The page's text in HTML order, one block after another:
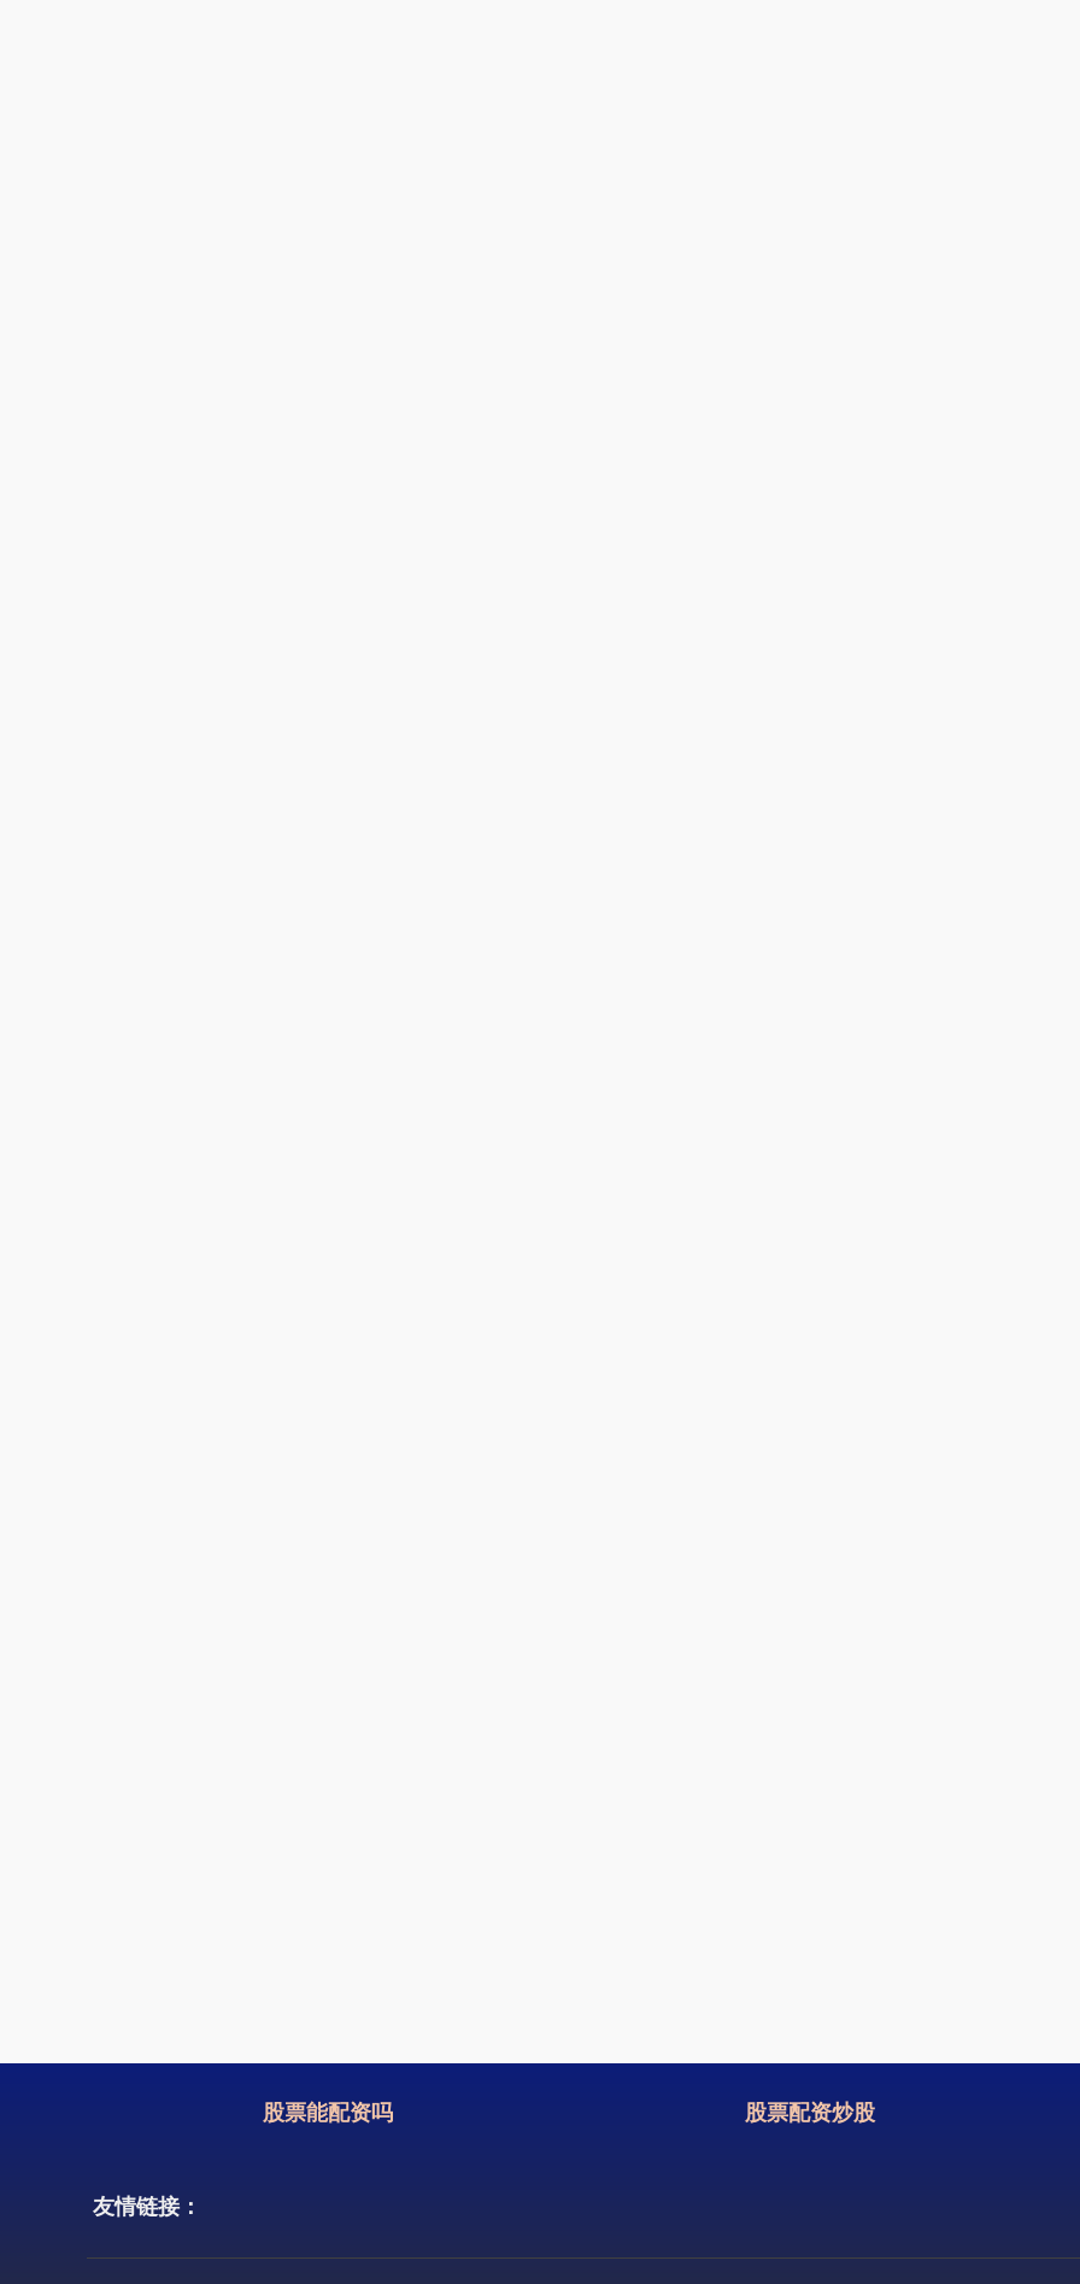
股票能配资吗 股票配资炒股
友情链接：